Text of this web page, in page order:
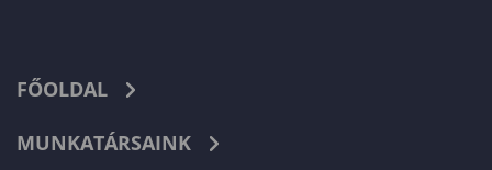
FŐOLDAL
MUNKATÁRSAINK